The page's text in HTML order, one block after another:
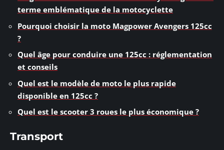
terme emblématique de la motocyclette
Pourquoi choisir la moto Magpower Avengers 125cc
?
Quel âge pour conduire une 125cc : réglementation
et conseils
Quel est le modèle de moto le plus rapide
disponible en 125cc ?
Quel est le scooter 3 roues le plus économique ?
Transport